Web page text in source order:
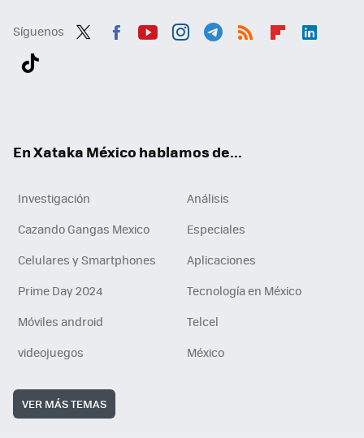
Síguenos
En Xataka México hablamos de...
Investigación
Análisis
Cazando Gangas Mexico
Especiales
Celulares y Smartphones
Aplicaciones
Prime Day 2024
Tecnología en México
Móviles android
Telcel
videojuegos
México
VER MÁS TEMAS